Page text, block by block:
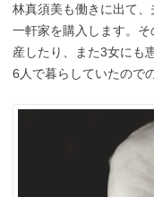
林真須美も働きに出て
一軒家を購入します。
産したり、また3女にも
6人で暮らしていたので